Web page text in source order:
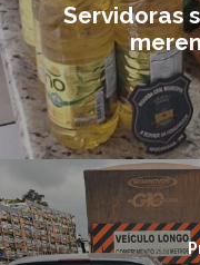
Servidoras